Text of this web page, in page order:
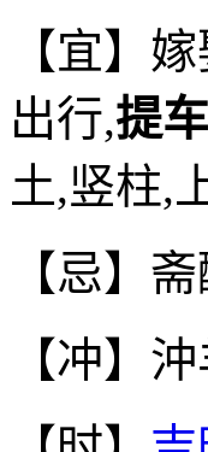
【宜】
出行,提车
土,竖柱,
【忌】
【冲】